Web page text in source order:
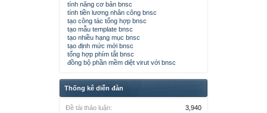
tính năng cơ bản bnsc
tính tiền lương nhân công bnsc
tạo công tác tổng hợp bnsc
tạo mẫu template bnsc
tạo nhiều hạng mục bnsc
tạo định mức mới bnsc
tổng hợp phím tắt bnsc
đồng bộ phần mềm diệt virut với bnsc
Thống kê diễn đàn
Đề tài thảo luận: 3,940